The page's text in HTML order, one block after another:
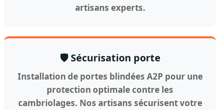
artisans experts.
🛡️ Sécurisation porte
Installation de portes blindées A2P pour une
protection optimale contre les
cambriolages. Nos artisans sécurisent votre